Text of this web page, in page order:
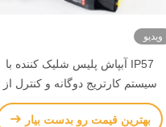
ویدیو
IP57 آبپاش پلیس شلیک کننده با
سیستم کارتریج دوگانه و کنترل از
راه دور برای اجرای قانون
بهترین قیمت رو بدست بیار